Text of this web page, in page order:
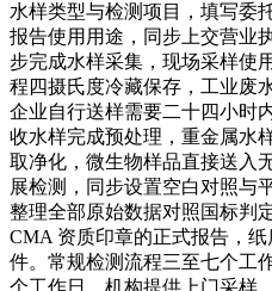
水样类型与检测项目，填写委
报告使用用途，同步上交营业
步完成水样采集，现场采样使
程四摄氏度冷藏保存，工业废
企业自行送样需要二十四小时
收水样完成预处理，重金属水
取净化，微生物样品直接送入
展检测，同步设置空白对照与
整理全部原始数据对照国标判
CMA 资质印章的正式报告，
件。常规检测流程三至七个工
个工作日，机构提供上门采样